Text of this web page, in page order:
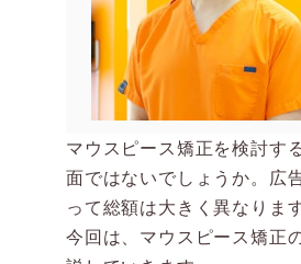
マウスピース矯正を検討す
面ではないでしょうか。広
って総額は大きく異なります
今回は、マウスピース矯正